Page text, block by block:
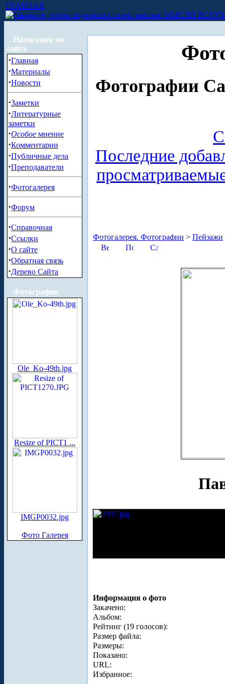
ГЛАВНАЯ
МЫСЛИ ВСЛУХ
Навигация по
сайту
·Главная
·Материалы
·Новости
·Заметки
·Литературные
заметки
·Особое мнение
·Комментарии
·Публичные дела
·Преподаватели
·Фотогалерея
·Форум
·Справочная
·Ссылки
·О сайте
·Обратная связь
·Дерево Сайта
Фотографии
Ole_Ko-49th.jpg
Resize of PICT1 ...
IMGP0032.jpg
Фото Галерея
Фотографии
Последние
Фотогалерея. Фотографии > Пейзажи
Информация о фото
Закачено:
Альбом:
Рейтинг (19 голосов):
Размер файла:
Размеры:
Показано:
URL:
Избранное: